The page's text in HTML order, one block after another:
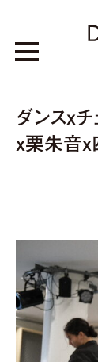
ダンスｘ
ｘ栗朱音